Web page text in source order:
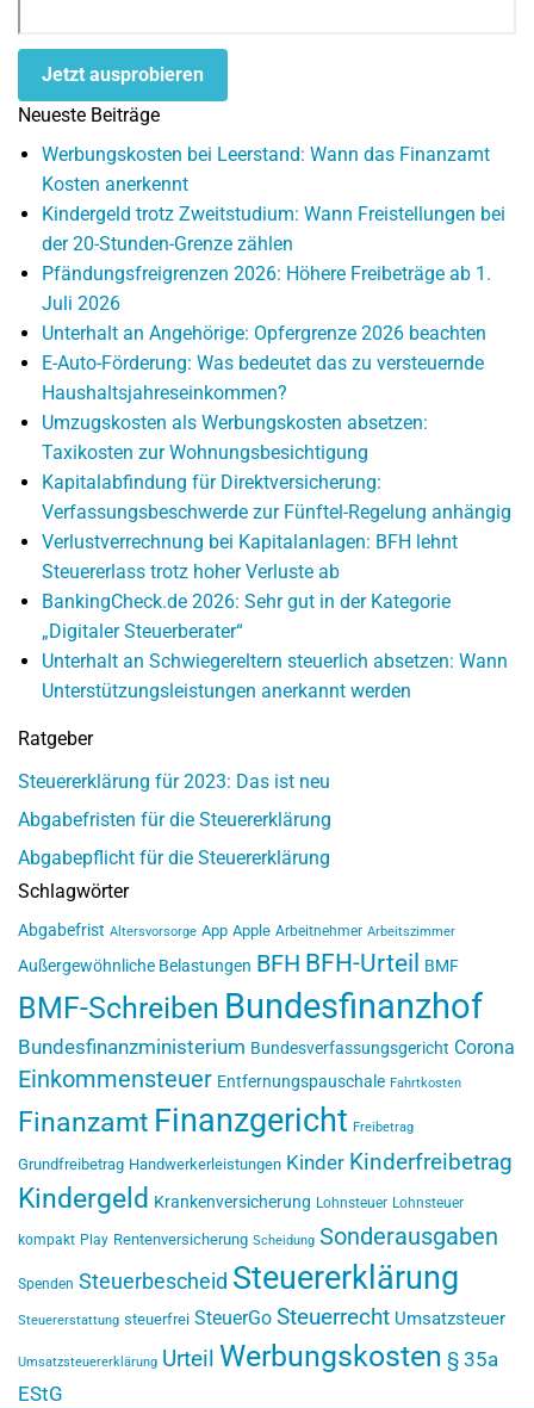
Jetzt ausprobieren
Neueste Beiträge
Werbungskosten bei Leerstand: Wann das Finanzamt
Kosten anerkennt
Kindergeld trotz Zweitstudium: Wann Freistellungen bei
der 20-Stunden-Grenze zählen
Pfändungsfreigrenzen 2026: Höhere Freibeträge ab 1.
Juli 2026
Unterhalt an Angehörige: Opfergrenze 2026 beachten
E-Auto-Förderung: Was bedeutet das zu versteuernde
Haushaltsjahreseinkommen?
Umzugskosten als Werbungskosten absetzen:
Taxikosten zur Wohnungsbesichtigung
Kapitalabfindung für Direktversicherung:
Verfassungsbeschwerde zur Fünftel-Regelung anhängig
Verlustverrechnung bei Kapitalanlagen: BFH lehnt
Steuererlass trotz hoher Verluste ab
BankingCheck.de 2026: Sehr gut in der Kategorie
„Digitaler Steuerberater“
Unterhalt an Schwiegereltern steuerlich absetzen: Wann
Unterstützungsleistungen anerkannt werden
Ratgeber
Steuererklärung für 2023: Das ist neu
Abgabefristen für die Steuererklärung
Abgabepflicht für die Steuererklärung
Schlagwörter
Abgabefrist Altersvorsorge App Apple Arbeitnehmer Arbeitszimmer
Außergewöhnliche Belastungen BFH BFH-Urteil BMF
BMF-Schreiben Bundesfinanzhof
Bundesfinanzministerium Bundesverfassungsgericht Corona
Einkommensteuer Entfernungspauschale Fahrtkosten
Finanzamt Finanzgericht Freibetrag
Grundfreibetrag Handwerkerleistungen Kinder Kinderfreibetrag
Kindergeld Krankenversicherung Lohnsteuer Lohnsteuer
kompakt Play Rentenversicherung Scheidung Sonderausgaben
Spenden Steuerbescheid Steuererklärung
Steuererstattung steuerfrei SteuerGo Steuerrecht Umsatzsteuer
Umsatzsteuererklärung Urteil Werbungskosten § 35a
EStG